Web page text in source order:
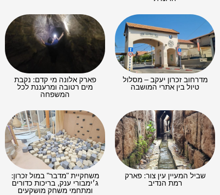
מדרחוב זכרון יעקב – מסלול
טיול בין אתרי המושבה
פארק אלונה מי קדם: נקבת
מים רטובה ומרעננת לכל
המשפחה
שביל המעיין עין צור: פארק
רמת הנדיב
משחקיית "מדבר" במול זכרון:
ג׳ימבורי ענק, בריכות כדורים
ומתחמי משחק מושקעים